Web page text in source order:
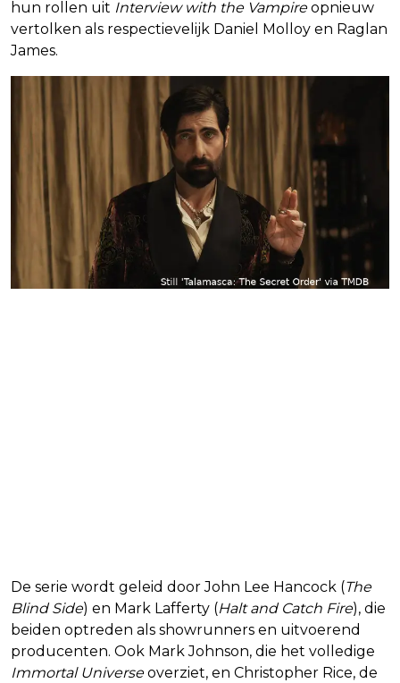
hun rollen uit Interview with the Vampireopnieuw
vertolken als respectievelijk Daniel Molloy en Raglan
James.
De serie wordt geleid door John Lee Hancock (The
Blind Side) en Mark Lafferty (Halt and Catch Fire), die
beiden optreden als showrunners en uitvoerend
producenten. Ook Mark Johnson, die het volledige
Immortal Universeoverziet, en Christopher Rice, de